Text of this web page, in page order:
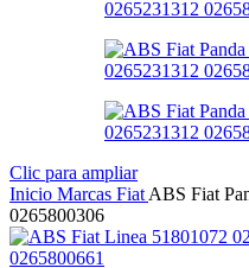
Clic para ampliar
Inicio Marcas Fiat ABS Fiat
0265800306